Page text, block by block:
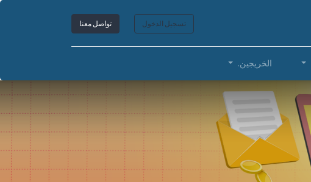
تسجيل الدخول تواصل معنا
الخريجين.